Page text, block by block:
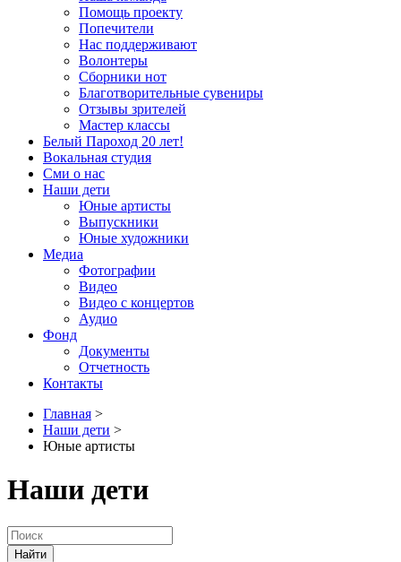
Помощь проекту
Попечители
Нас поддерживают
Волонтеры
Сборники нот
Благотворительные сувениры
Отзывы зрителей
Мастер классы
Белый Пароход 20 лет!
Вокальная студия
Сми о нас
Наши дети
Юные артисты
Выпускники
Юные художники
Медиа
Фотографии
Видео
Видео с концертов
Аудио
Фонд
Документы
Отчетность
Контакты
Главная >
Наши дети >
Юные артисты
Наши дети
Найти